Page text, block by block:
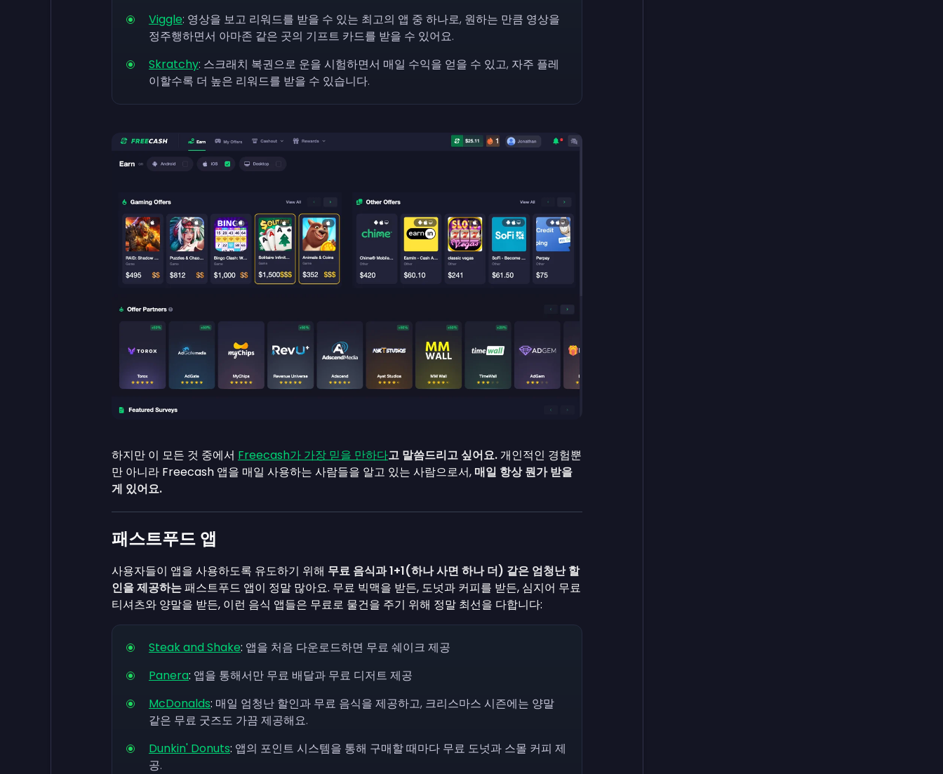
Viggle: 영상을 보고 리워드를 받을 수 있는 최고의 앱 중 하나로, 원하는 만큼 영상을
정주행하면서 아마존 같은 곳의 기프트 카드를 받을 수 있어요.
Skratchy: 스크래치 복권으로 운을 시험하면서 매일 수익을 얻을 수 있고, 자주 플레
이할수록 더 높은 리워드를 받을 수 있습니다.
하지만 이 모든 것 중에서 Freecash가 가장 믿을 만하다고 말씀드리고 싶어요. 개인적인 경험뿐
만 아니라 Freecash 앱을 매일 사용하는 사람들을 알고 있는 사람으로서, 매일 항상 뭔가 받을
게 있어요.
패스트푸드 앱
사용자들이 앱을 사용하도록 유도하기 위해 무료 음식과 1+1(하나 사면 하나 더) 같은 엄청난 할
인을 제공하는패스트푸드 앱이 정말 많아요. 무료 빅맥을 받든, 도넛과 커피를 받든, 심지어 무료
티셔츠와 양말을 받든, 이런 음식 앱들은 무료로 물건을 주기 위해 정말 최선을 다합니다:
Steak and Shake: 앱을 처음 다운로드하면 무료 쉐이크 제공
Panera: 앱을 통해서만 무료 배달과 무료 디저트 제공
McDonalds: 매일 엄청난 할인과 무료 음식을 제공하고, 크리스마스 시즌에는 양말
같은 무료 굿즈도 가끔 제공해요.
Dunkin' Donuts: 앱의 포인트 시스템을 통해 구매할 때마다 무료 도넛과 스몰 커피 제
공.